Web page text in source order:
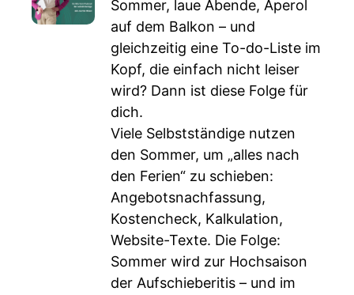
Sommer, laue Abende, Aperol
auf dem Balkon – und
gleichzeitig eine To-do-Liste im
Kopf, die einfach nicht leiser
wird? Dann ist diese Folge für
dich.
Viele Selbstständige nutzen
den Sommer, um „alles nach
den Ferien“ zu schieben:
Angebotsnachfassung,
Kostencheck, Kalkulation,
Website-Texte. Die Folge:
Sommer wird zur Hochsaison
der Aufschieberitis – und im